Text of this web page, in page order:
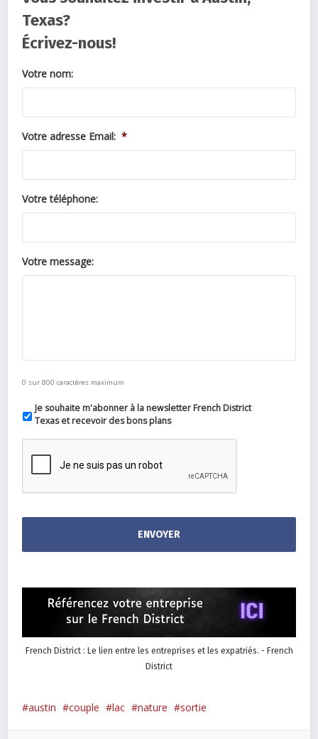
Texas?
Écrivez-nous!
Votre nom:
Votre adresse Email: *
Votre téléphone:
Votre message:
0 sur 800 caractères maximum
Je souhaite m'abonner à la newsletter French District
Texas et recevoir des bons plans
French District : Le lien entre les entreprises et les expatriés. - French
District
austin couple lac nature sortie